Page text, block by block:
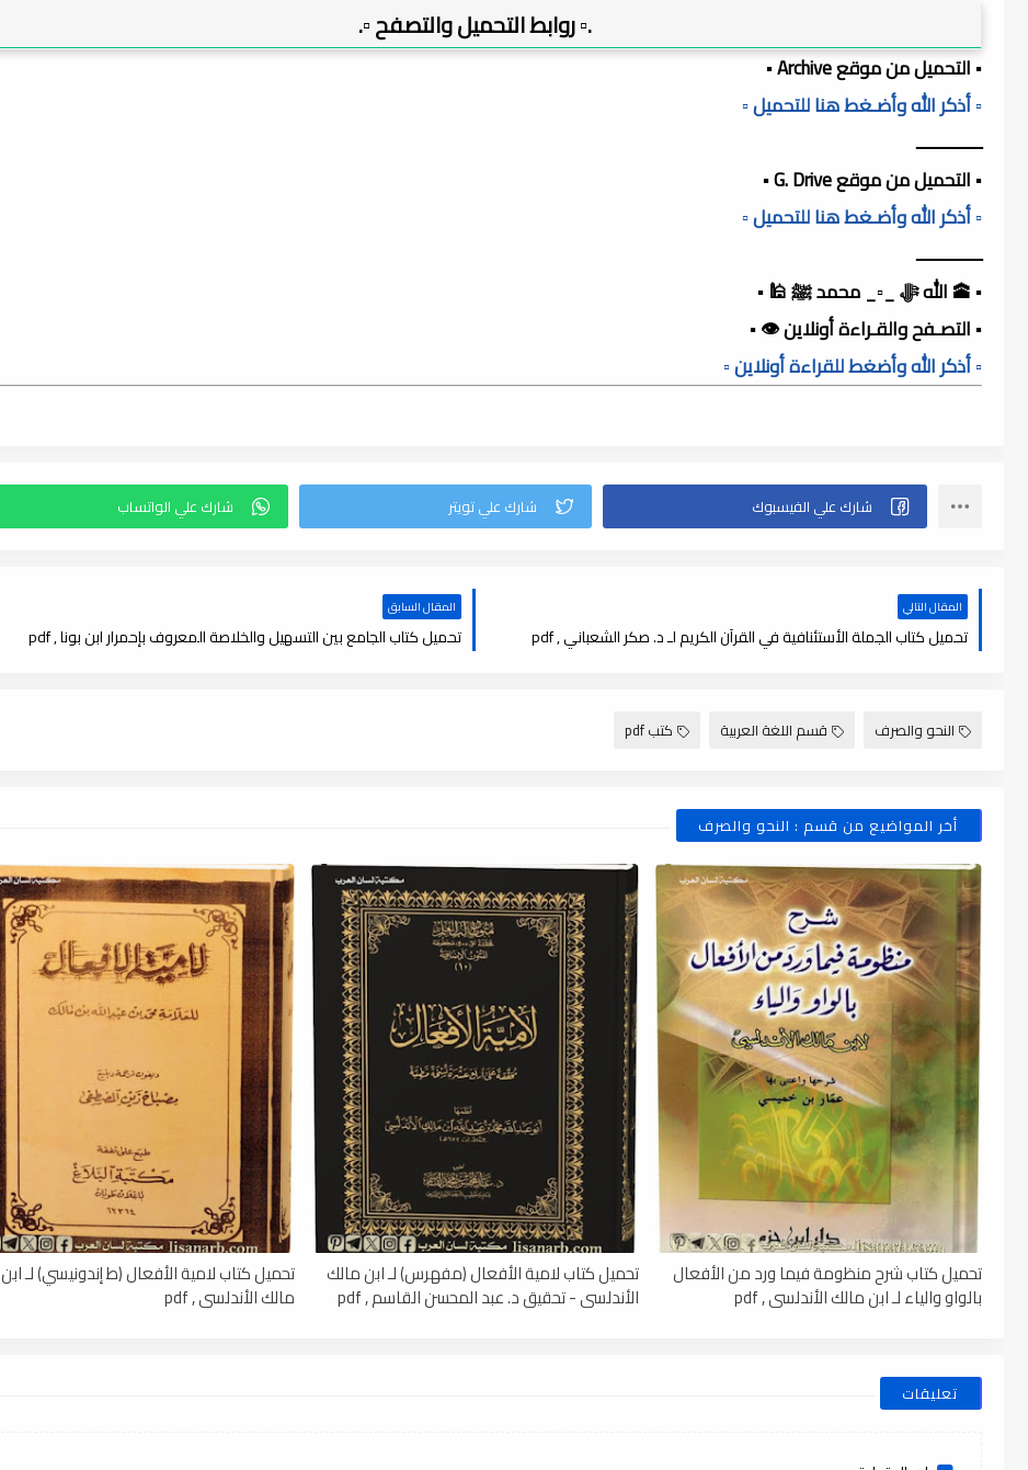
.▫️ روابط التحميل والتصفح ▫️.
▪️ التحميل من موقع Archive ▪️
▫️ أذكر الله وأضـغط هنا للتحميل ▫️
ـــــــــــــــ
▪️ التحميل من موقع G. Drive ▪️
▫️ أذكر الله وأضـغط هنا للتحميل ▫️
ـــــــــــــــ
▪️ 🕋 الله ﷻ _▫️_ محمد ﷺ 🕌 ▪️
▪️ التصـفح والقـراءة أونلاين 👁️ ▪️
▫️ أذكر الله وأضغط للقراءة أونلاين ▫️
المقال التالي
تحميل كتاب الجملة الأستئنافية في القرآن الكريم لـ د. صكر الشعباني , pdf
المقال السابق
تحميل كتاب الجامع بين التسهيل والخلاصة المعروف بإحمرار ابن بونا , pdf
النحو والصرف قسم اللغة العربية كتب pdf
أخر المواضيع من قسم : النحو والصرف
تحميل كتاب شرح منظومة فيما ورد من الأفعال
بالواو والياء لـ ابن مالك الأندلسي , pdf
تحميل كتاب لامية الأفعال (مفهرس) لـ ابن مالك
الأندلسي - تحقيق د. عبد المحسن القاسم , pdf
تحميل كتاب لامية الأفعال (ط إندونيسي) لـ ابن
مالك الأندلسي , pdf
تعليقات